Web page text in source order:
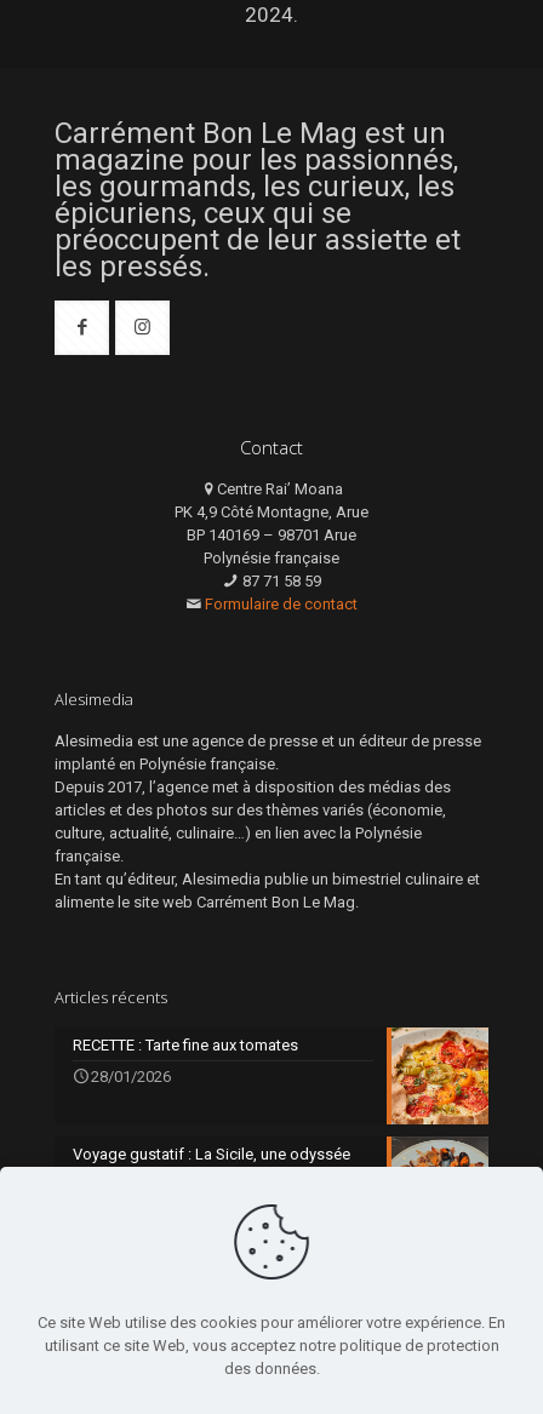
2024.
Carrément Bon Le Mag est un
magazine pour les passionnés,
les gourmands, les curieux, les
épicuriens, ceux qui se
préoccupent de leur assiette et
les pressés.
Contact
Centre Rai’ Moana
PK 4,9 Côté Montagne, Arue
BP 140169 – 98701 Arue
Polynésie française
87 71 58 59
Formulaire de contact
Alesimedia
Alesimedia est une agence de presse et un éditeur de presse
implanté en Polynésie française.
Depuis 2017, l’agence met à disposition des médias des
articles et des photos sur des thèmes variés (économie,
culture, actualité, culinaire…) en lien avec la Polynésie
française.
En tant qu’éditeur, Alesimedia publie un bimestriel culinaire et
alimente le site web Carrément Bon Le Mag.
Articles récents
RECETTE : Tarte fine aux tomates
28/01/2026
Voyage gustatif : La Sicile, une odyssée
Ce site Web utilise des cookies pour améliorer votre expérience. En
utilisant ce site Web, vous acceptez notre politique de protection
des données.